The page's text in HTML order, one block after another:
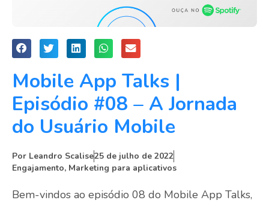
Mobile App Talks |
Episódio #08 – A Jornada
do Usuário Mobile
Por Leandro Scalise25 de julho de 2022
Engajamento, Marketing para aplicativos
Bem-vindos ao episódio 08 do Mobile App Talks,